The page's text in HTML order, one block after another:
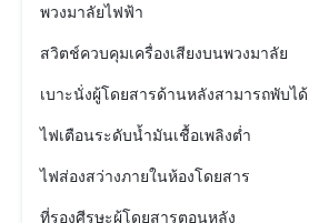
พวงมาลัยไฟฟ้า
สวิตช์ควบคุมเครื่องเสียงบนพวงมาลัย
เบาะนั่งผู้โดยสารด้านหลังสามารถพับได้
ไฟเตือนระดับน้ำมันเชื้อเพลิงต่ำ
ไฟส่องสว่างภายในห้องโดยสาร
ที่รองศีรษะผู้โดยสารตอนหลัง